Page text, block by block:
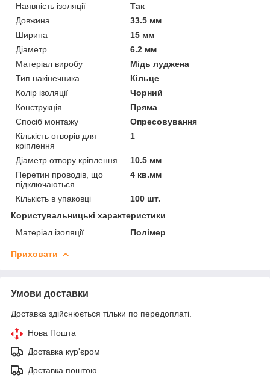
Наявність ізоляції
Так
Довжина
33.5 мм
Ширина
15 мм
Діаметр
6.2 мм
Матеріал виробу
Мідь луджена
Тип накінечника
Кільце
Колір ізоляції
Чорний
Конструкція
Пряма
Спосіб монтажу
Опресовування
Кількість отворів для
кріплення
1
Діаметр отвору кріплення
10.5 мм
Перетин проводів, що
підключаються
4 кв.мм
Кількість в упаковці
100 шт.
Користувальницькі характеристики
Матеріал ізоляції
Полімер
Приховати
Умови доставки
Доставка здійснюється тільки по передоплаті.
Нова Пошта
Доставка кур'єром
Доставка поштою